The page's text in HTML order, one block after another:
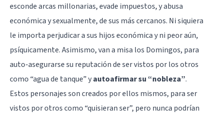
esconde arcas millonarias, evade impuestos, y abusa
económica y sexualmente, de sus más cercanos. Ni siquiera
le importa perjudicar a sus hijos económica y ni peor aún,
psíquicamente. Asimismo, van a misa los Domingos, para
auto-asegurarse su reputación de ser vistos por los otros
como “agua de tanque” yautoafirmar su “nobleza”.
Estos personajes son creados por ellos mismos, para ser
vistos por otros como “quisieran ser”, pero nunca podrían